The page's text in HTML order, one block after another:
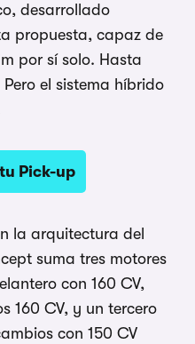
desarrollado
propuesta, capaz de
por sí solo. Hasta
el sistema híbrido
Pick-up
la arquitectura del
suma tres motores
con 160 CV,
160 CV, y un tercero
con 150 CV